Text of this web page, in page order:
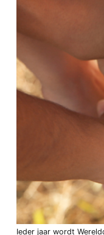
Ieder jaar wordt